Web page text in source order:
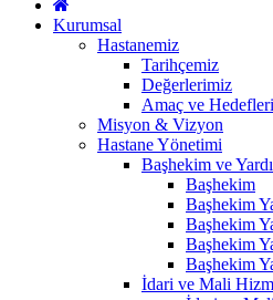
Kurumsal
Hastanemiz
Tarihçemiz
Değerlerimiz
Amaç ve
Misyon & Vizyon
Hastane Yönetimi
Başhekim ve
Başhekim
Başhekim
Başhekim
Başhekim
Başhekim
İdari ve Mali